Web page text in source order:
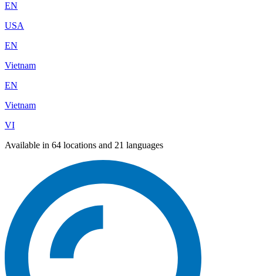
EN
USA
EN
Vietnam
EN
Vietnam
VI
Available in 64 locations and 21 languages